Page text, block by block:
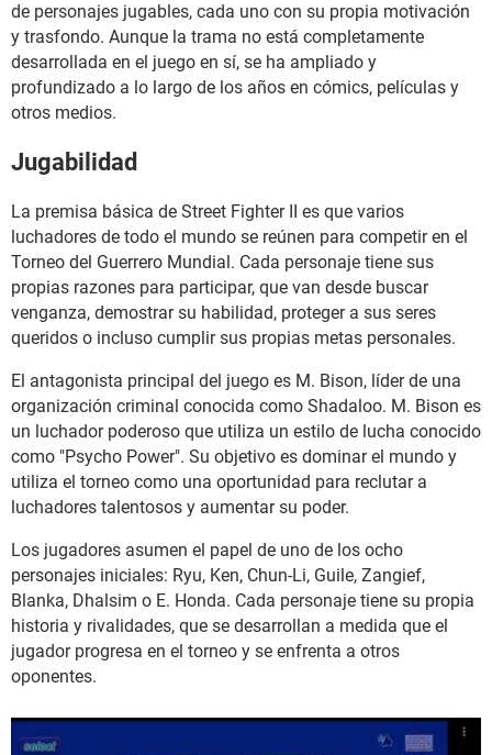
de personajes jugables, cada uno con su propia motivación
y trasfondo. Aunque la trama no está completamente
desarrollada en el juego en sí, se ha ampliado y
profundizado a lo largo de los años en cómics, películas y
otros medios.
Jugabilidad
La premisa básica de Street Fighter II es que varios
luchadores de todo el mundo se reúnen para competir en el
Torneo del Guerrero Mundial. Cada personaje tiene sus
propias razones para participar, que van desde buscar
venganza, demostrar su habilidad, proteger a sus seres
queridos o incluso cumplir sus propias metas personales.
El antagonista principal del juego es M. Bison, líder de una
organización criminal conocida como Shadaloo. M. Bison es
un luchador poderoso que utiliza un estilo de lucha conocido
como "Psycho Power". Su objetivo es dominar el mundo y
utiliza el torneo como una oportunidad para reclutar a
luchadores talentosos y aumentar su poder.
Los jugadores asumen el papel de uno de los ocho
personajes iniciales: Ryu, Ken, Chun-Li, Guile, Zangief,
Blanka, Dhalsim o E. Honda. Cada personaje tiene su propia
historia y rivalidades, que se desarrollan a medida que el
jugador progresa en el torneo y se enfrenta a otros
oponentes.